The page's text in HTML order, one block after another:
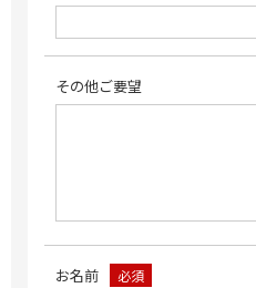
その他ご要望
お名前 必須